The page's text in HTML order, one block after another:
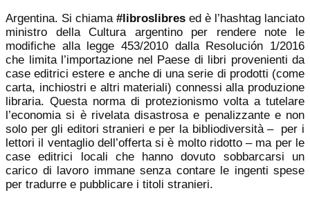
Argentina. Si chiama #libroslibres ed è l’hashtag lanciato
ministro della Cultura argentino per rendere note le
modifiche alla legge 453/2010 dalla Resolución 1/2016
che limita l’importazione nel Paese di libri provenienti da
case editrici estere e anche di una serie di prodotti (come
carta, inchiostri e altri materiali) connessi alla produzione
libraria. Questa norma di protezionismo volta a tutelare
l’economia si è rivelata disastrosa e penalizzante e non
solo per gli editori stranieri e per la bibliodiversità – per i
lettori il ventaglio dell’offerta si è molto ridotto – ma per le
case editrici locali che hanno dovuto sobbarcarsi un
carico di lavoro immane senza contare le ingenti spese
per tradurre e pubblicare i titoli stranieri.